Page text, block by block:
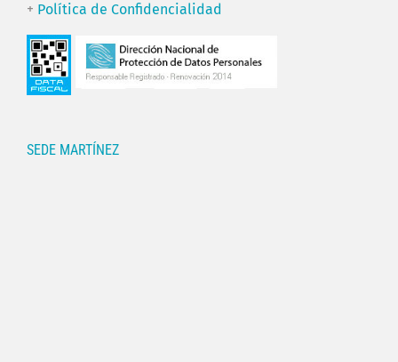
+ Política de Confidencialidad
SEDE MARTÍNEZ